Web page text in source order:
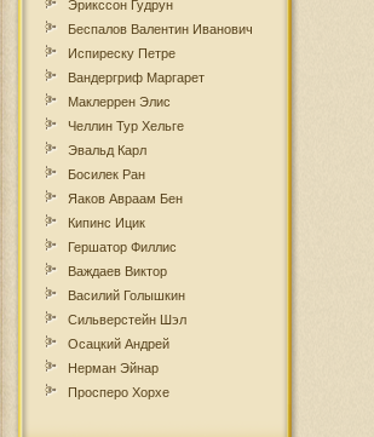
Эрикссон Гудрун
Беспалов Валентин Иванович
Испиреску Петре
Вандергриф Маргарет
Маклеррен Элис
Челлин Тур Хельге
Эвальд Карл
Босилек Ран
Яаков Авраам Бен
Кипинс Ицик
Гершатор Филлис
Важдаев Виктор
Василий Голышкин
Сильверстейн Шэл
Осацкий Андрей
Нерман Эйнар
Просперо Хорхе